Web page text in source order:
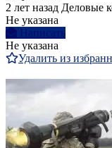
2 лет назад Деловые
Не указана
Написать
Не указана
Удалить из